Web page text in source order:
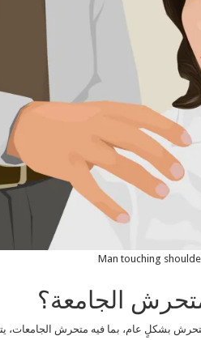
Man touching
الجامعة؟
بشكلٍ عام، بما فيه متحرش الجامعات،